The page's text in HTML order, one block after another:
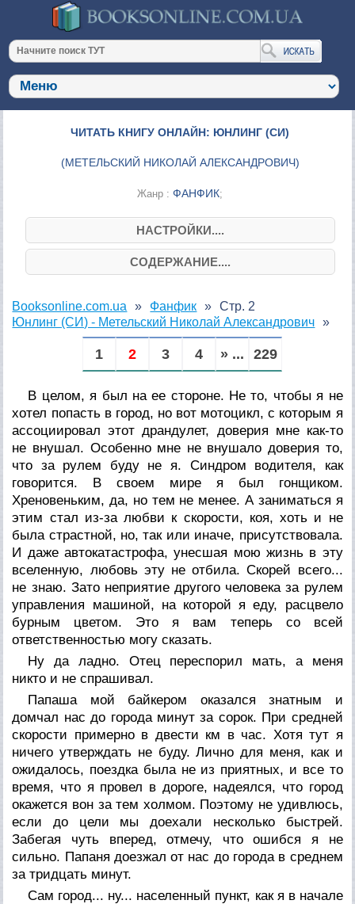
ЧИТАТЬ КНИГУ ОНЛАЙН: ЮНЛИНГ (СИ)
(МЕТЕЛЬСКИЙ НИКОЛАЙ АЛЕКСАНДРОВИЧ)
Жанр :ФАНФИК;
НАСТРОЙКИ....
СОДЕРЖАНИЕ....
Booksonline.com.ua
Фанфик
Юнлинг (СИ) - Метельский Николай Александрович
Стр. 2
1 2 3 4 » ... 229
В целом, я был на ее стороне. Не то, чтобы я не
хотел попасть в город, но вот мотоцикл, с которым я
ассоциировал этот драндулет, доверия мне как-то
не внушал. Особенно мне не внушало доверия то,
что за рулем буду не я. Синдром водителя, как
говорится. В своем мире я был гонщиком.
Хреновеньким, да, но тем не менее. А заниматься я
этим стал из-за любви к скорости, коя, хоть и не
была страстной, но, так или иначе, присутствовала.
И даже автокатастрофа, унесшая мою жизнь в эту
вселенную, любовь эту не отбила. Скорей всего...
не знаю. Зато неприятие другого человека за рулем
управления машиной, на которой я еду, расцвело
бурным цветом. Это я вам теперь со всей
ответственностью могу сказать.
Ну да ладно. Отец переспорил мать, а меня
никто и не спрашивал.
Папаша мой байкером оказался знатным и
домчал нас до города минут за сорок. При средней
скорости примерно в двести км в час. Хотя тут я
ничего утверждать не буду. Лично для меня, как и
ожидалось, поездка была не из приятных, и все то
время, что я провел в дороге, надеялся, что город
окажется вон за тем холмом. Поэтому не удивлюсь,
если до цели мы доехали несколько быстрей.
Забегая чуть вперед, отмечу, что ошибся я не
сильно. Папаня доезжал от нас до города в среднем
за тридцать минут.
Сам город... ну... населенный пункт, как я в начале